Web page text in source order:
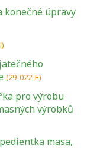
konečné úpravy
(29-022-E)
pro výrobu
výrobků
masa,